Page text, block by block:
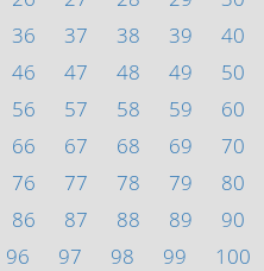
36 37 38 39
40
46 47 48 49
50
56 57 58 59
60
66 67 68 69
70
76 77 78 79
80
86 87 88 89
90
96 97 98 99
100